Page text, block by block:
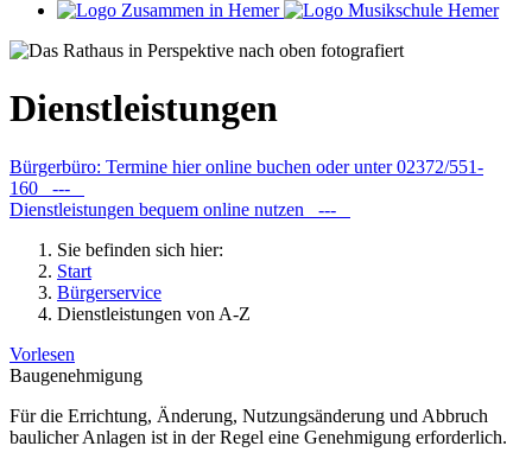
Dienstleistungen
Bürgerbüro: Termine hier online buchen oder unter 02372/551-
160 ---
Dienstleistungen bequem online nutzen ---
Sie befinden sich hier:
Start
Bürgerservice
Dienstleistungen von A-Z
Vorlesen
Baugenehmigung
Für die Errichtung, Änderung, Nutzungsänderung und Abbruch
baulicher Anlagen ist in der Regel eine Genehmigung erforderlich.